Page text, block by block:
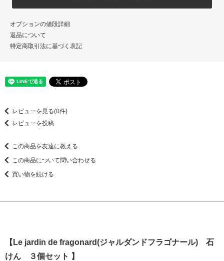
オプションの値段詳細
返品について
特定商取引法に基づく表記
レビューを見る(0件)
レビューを投稿
この商品を友達に教える
この商品について問い合わせる
買い物を続ける
【Le jardin de fragonard(ジャルダンドフラゴナール) 石
けん ３個セット 】